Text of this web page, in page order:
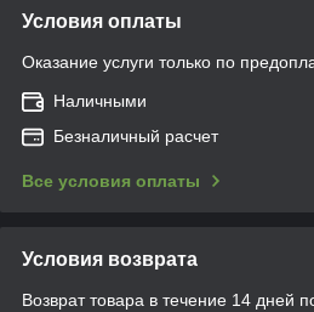
Условия оплаты
Оказание услуги только по
Наличными
Безналичный расчет
Все условия оплаты
Условия возврата
Возврат товара в течение 14 дней